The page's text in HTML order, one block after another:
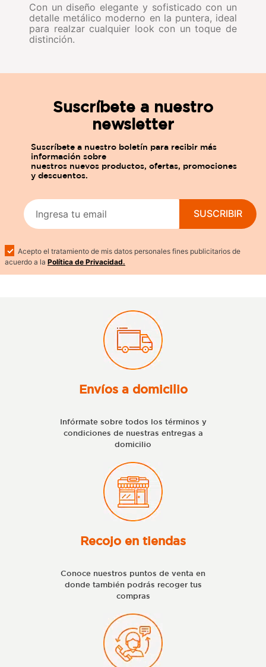
Con un diseño elegante y sofisticado con un
detalle metálico moderno en la puntera, ideal
para realzar cualquier look con un toque de
distinción.
Suscríbete a nuestro
newsletter
SUSCRIBIR
Acepto el tratamiento de mis datos personales fines publicitarios de
acuerdo a la Política de Privacidad.
Envíos a domicilio
Infórmate sobre todos los términos y
condiciones de nuestras entregas a
domicilio
Recojo en tiendas
Conoce nuestros puntos de venta en
donde también podrás recoger tus
compras